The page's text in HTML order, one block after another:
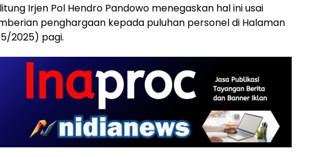
Irjen Pol Hendro Pandowo menegaskan hal ini usai
penghargaan kepada puluhan personel di Halaman
2025) pagi.